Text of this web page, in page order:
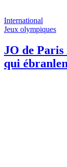
International
Jeux olympiques
JO de Paris
qui